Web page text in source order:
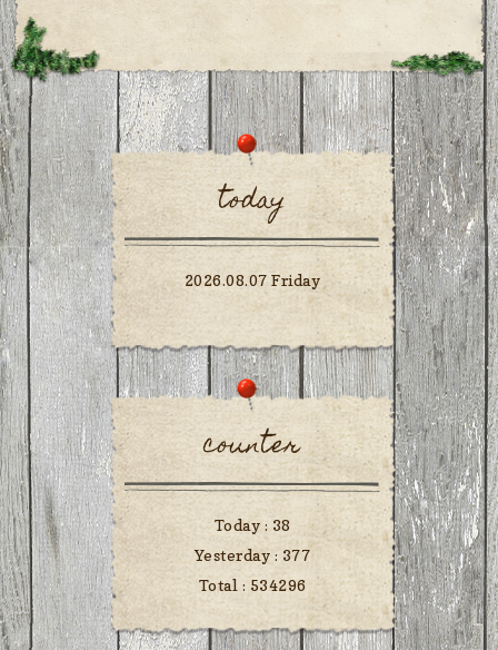
today
2026.08.07 Friday
counter
Today : 38
Yesterday : 377
Total : 534296